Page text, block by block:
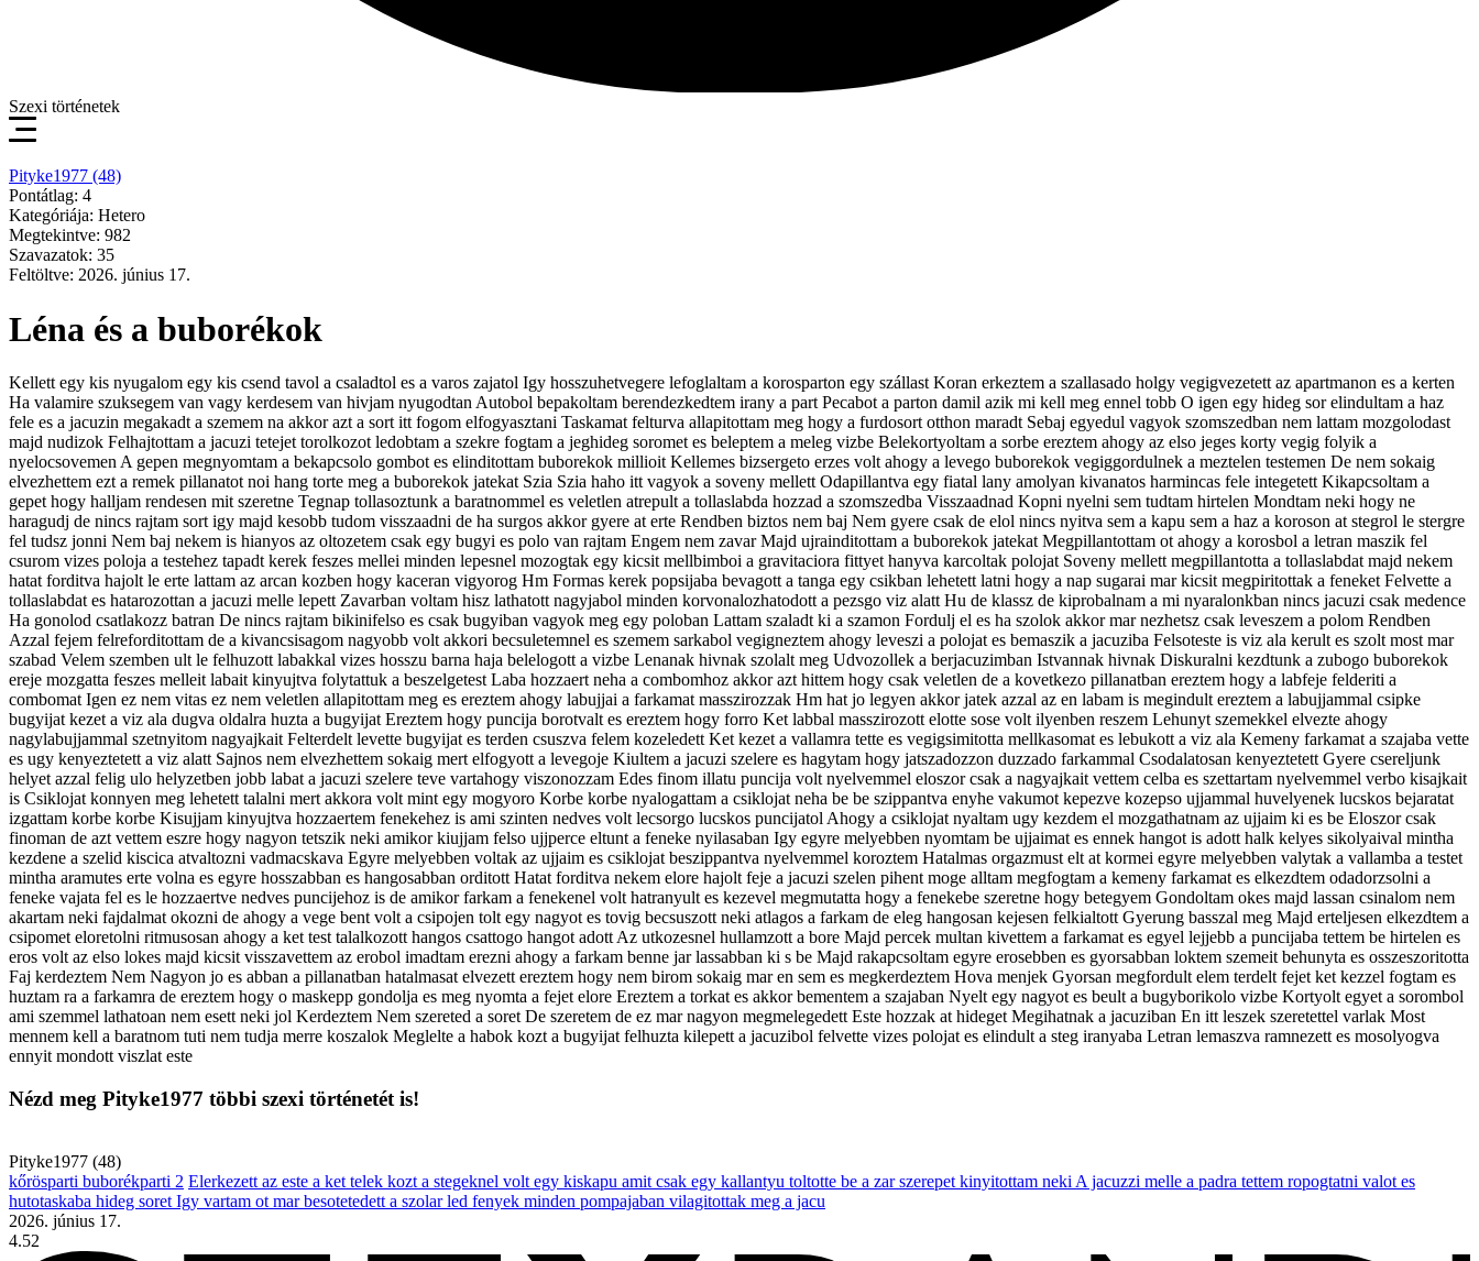
Szexi történetek
Pityke1977 (48)
Pontátlag: 4
Kategóriája: Hetero
Megtekintve: 982
Szavazatok: 35
Feltöltve: 2026. június 17.
Léna és a buborékok
Kellett egy kis nyugalom egy kis csend tavol a csaladtol es a varos zajatol Igy hosszuhetvegere lefoglaltam a korosparton egy szállast Koran erkeztem a szallasado holgy vegigvezetett az apartmanon es a kerten
Ha valamire szuksegem van vagy kerdesem van hivjam nyugodtan Autobol bepakoltam berendezkedtem irany a part Pecabot a parton damil azik mi kell meg ennel tobb O igen egy hideg sor elindultam a haz
fele es a jacuzin megakadt a szemem na akkor azt a sort itt fogom elfogyasztani Taskamat felturva allapitottam meg hogy a furdosort otthon maradt Sebaj egyedul vagyok szomszedban nem lattam mozgolodast
majd nudizok Felhajtottam a jacuzi tetejet torolkozot ledobtam a szekre fogtam a jeghideg soromet es beleptem a meleg vizbe Belekortyoltam a sorbe ereztem ahogy az elso jeges korty vegig folyik a
nyelocsovemen A gepen megnyomtam a bekapcsolo gombot es elinditottam buborekok millioit Kellemes bizsergeto erzes volt ahogy a levego buborekok vegiggordulnek a meztelen testemen De nem sokaig
elvezhettem ezt a remek pillanatot noi hang torte meg a buborekok jatekat Szia Szia haho itt vagyok a soveny mellett Odapillantva egy fiatal lany amolyan kivanatos harmincas fele integetett Kikapcsoltam a
gepet hogy halljam rendesen mit szeretne Tegnap tollasoztunk a baratnommel es veletlen atrepult a tollaslabda hozzad a szomszedba Visszaadnad Kopni nyelni sem tudtam hirtelen Mondtam neki hogy ne
haragudj de nincs rajtam sort igy majd kesobb tudom visszaadni de ha surgos akkor gyere at erte Rendben biztos nem baj Nem gyere csak de elol nincs nyitva sem a kapu sem a haz a koroson at stegrol le stergre
fel tudsz jonni Nem baj nekem is hianyos az oltozetem csak egy bugyi es polo van rajtam Engem nem zavar Majd ujrainditottam a buborekok jatekat Megpillantottam ot ahogy a korosbol a letran maszik fel
csurom vizes poloja a testehez tapadt kerek feszes mellei minden lepesnel mozogtak egy kicsit mellbimboi a gravitaciora fittyet hanyva karcoltak polojat Soveny mellett megpillantotta a tollaslabdat majd nekem
hatat forditva hajolt le erte lattam az arcan kozben hogy kaceran vigyorog Hm Formas kerek popsijaba bevagott a tanga egy csikban lehetett latni hogy a nap sugarai mar kicsit megpiritottak a feneket Felvette a
tollaslabdat es hatarozottan a jacuzi melle lepett Zavarban voltam hisz lathatott nagyjabol minden korvonalozhatodott a pezsgo viz alatt Hu de klassz de kiprobalnam a mi nyaralonkban nincs jacuzi csak medence
Ha gonolod csatlakozz batran De nincs rajtam bikinifelso es csak bugyiban vagyok meg egy poloban Lattam szaladt ki a szamon Fordulj el es ha szolok akkor mar nezhetsz csak leveszem a polom Rendben
Azzal fejem felreforditottam de a kivancsisagom nagyobb volt akkori becsuletemnel es szemem sarkabol vegigneztem ahogy leveszi a polojat es bemaszik a jacuziba Felsoteste is viz ala kerult es szolt most mar
szabad Velem szemben ult le felhuzott labakkal vizes hosszu barna haja belelogott a vizbe Lenanak hivnak szolalt meg Udvozollek a berjacuzimban Istvannak hivnak Diskuralni kezdtunk a zubogo buborekok
ereje mozgatta feszes melleit labait kinyujtva folytattuk a beszelgetest Laba hozzaert neha a combomhoz akkor azt hittem hogy csak veletlen de a kovetkezo pillanatban ereztem hogy a labfeje felderiti a
combomat Igen ez nem vitas ez nem veletlen allapitottam meg es ereztem ahogy labujjai a farkamat masszirozzak Hm hat jo legyen akkor jatek azzal az en labam is megindult ereztem a labujjammal csipke
bugyijat kezet a viz ala dugva oldalra huzta a bugyijat Ereztem hogy puncija borotvalt es ereztem hogy forro Ket labbal masszirozott elotte sose volt ilyenben reszem Lehunyt szemekkel elvezte ahogy
nagylabujjammal szetnyitom nagyajkait Felterdelt levette bugyijat es terden csuszva felem kozeledett Ket kezet a vallamra tette es vegigsimitotta mellkasomat es lebukott a viz ala Kemeny farkamat a szajaba vette
es ugy kenyeztetett a viz alatt Sajnos nem elvezhettem sokaig mert elfogyott a levegoje Kiultem a jacuzi szelere es hagytam hogy jatszadozzon duzzado farkammal Csodalatosan kenyeztetett Gyere csereljunk
helyet azzal felig ulo helyzetben jobb labat a jacuzi szelere teve vartahogy viszonozzam Edes finom illatu puncija volt nyelvemmel eloszor csak a nagyajkait vettem celba es szettartam nyelvemmel verbo kisajkait
is Csiklojat konnyen meg lehetett talalni mert akkora volt mint egy mogyoro Korbe korbe nyalogattam a csiklojat neha be be szippantva enyhe vakumot kepezve kozepso ujjammal huvelyenek lucskos bejaratat
izgattam korbe korbe Kisujjam kinyujtva hozzaertem fenekehez is ami szinten nedves volt lecsorgo lucskos puncijatol Ahogy a csiklojat nyaltam ugy kezdem el mozgathatnam az ujjaim ki es be Eloszor csak
finoman de azt vettem eszre hogy nagyon tetszik neki amikor kiujjam felso ujjperce eltunt a feneke nyilasaban Igy egyre melyebben nyomtam be ujjaimat es ennek hangot is adott halk kelyes sikolyaival mintha
kezdene a szelid kiscica atvaltozni vadmacskava Egyre melyebben voltak az ujjaim es csiklojat beszippantva nyelvemmel koroztem Hatalmas orgazmust elt at kormei egyre melyebben valytak a vallamba a testet
mintha aramutes erte volna es egyre hosszabban es hangosabban orditott Hatat forditva nekem elore hajolt feje a jacuzi szelen pihent moge alltam megfogtam a kemeny farkamat es elkezdtem odadorzsolni a
feneke vajata fel es le hozzaertve nedves puncijehoz is de amikor farkam a fenekenel volt hatranyult es kezevel megmutatta hogy a fenekebe szeretne hogy betegyem Gondoltam okes majd lassan csinalom nem
akartam neki fajdalmat okozni de ahogy a vege bent volt a csipojen tolt egy nagyot es tovig becsuszott neki atlagos a farkam de eleg hangosan kejesen felkialtott Gyerung basszal meg Majd erteljesen elkezdtem a
csipomet eloretolni ritmusosan ahogy a ket test talalkozott hangos csattogo hangot adott Az utkozesnel hullamzott a bore Majd percek multan kivettem a farkamat es egyel lejjebb a puncijaba tettem be hirtelen es
eros volt az elso lokes majd kicsit visszavettem az erobol imadtam erezni ahogy a farkam benne jar lassabban ki s be Majd rakapcsoltam egyre erosebben es gyorsabban loktem szemeit behunyta es osszeszoritotta
Faj kerdeztem Nem Nagyon jo es abban a pillanatban hatalmasat elvezett ereztem hogy nem birom sokaig mar en sem es megkerdeztem Hova menjek Gyorsan megfordult elem terdelt fejet ket kezzel fogtam es
huztam ra a farkamra de ereztem hogy o maskepp gondolja es meg nyomta a fejet elore Ereztem a torkat es akkor bementem a szajaban Nyelt egy nagyot es beult a bugyborikolo vizbe Kortyolt egyet a sorombol
ami szemmel lathatoan nem esett neki jol Kerdeztem Nem szereted a soret De szeretem de ez mar nagyon megmelegedett Este hozzak at hideget Megihatnak a jacuziban En itt leszek szeretettel varlak Most
mennem kell a baratnom tuti nem tudja merre koszalok Meglelte a habok kozt a bugyijat felhuzta kilepett a jacuzibol felvette vizes polojat es elindult a steg iranyaba Letran lemaszva ramnezett es mosolyogva
ennyit mondott viszlat este
Nézd meg Pityke1977 többi szexi történetét is!
Pityke1977 (48)
kőrösparti buborékparti 2 Elerkezett az este a ket telek kozt a stegeknel volt egy kiskapu amit csak egy kallantyu toltotte be a zar szerepet kinyitottam neki A jacuzzi melle a padra tettem ropogtatni valot es
hutotaskaba hideg soret Igy vartam ot mar besotetedett a szolar led fenyek minden pompajaban vilagitottak meg a jacu
2026. június 17.
4.52